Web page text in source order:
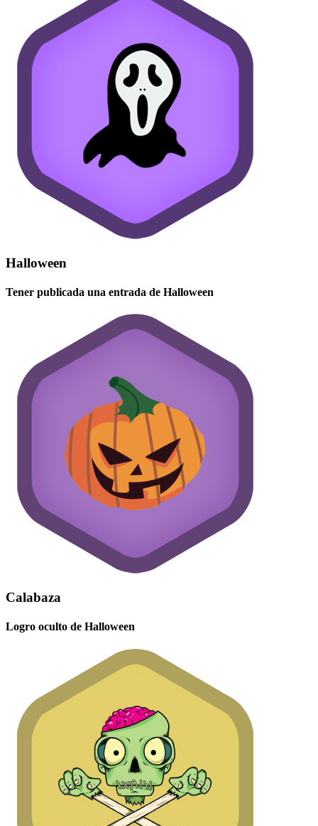
Halloween
Tener publicada una entrada de Halloween
Calabaza
Logro oculto de Halloween